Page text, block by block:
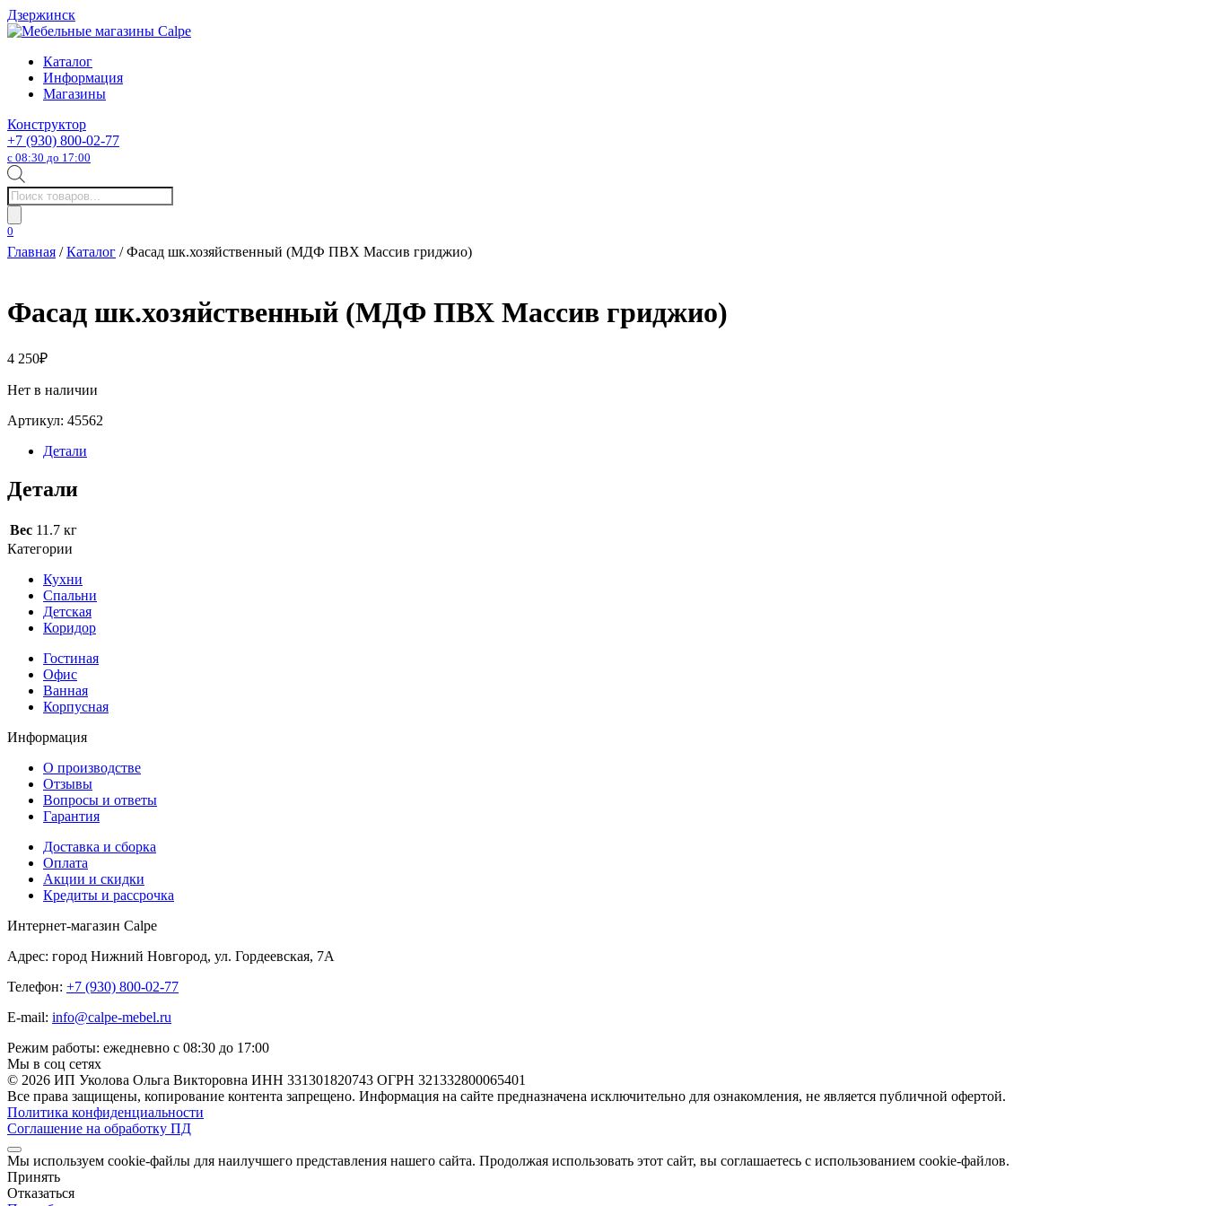
Дзержинск
Каталог
Информация
Магазины
Конструктор
+7 (930) 800-02-77
с 08:30 до 17:00
Поиск
товаров
0
Главная /Каталог / Фасад шк.хозяйственный (МДФ ПВХ Массив гриджио)
Фасад шк.хозяйственный (МДФ ПВХ Массив гриджио)
4 250₽
Нет в наличии
Артикул: 45562
Детали
Детали
Вес 11.7 кг
Категории
Кухни
Спальни
Детская
Коридор
Гостиная
Офис
Ванная
Корпусная
Информация
О производстве
Отзывы
Вопросы и ответы
Гарантия
Доставка и сборка
Оплата
Акции и скидки
Кредиты и рассрочка
Интернет-магазин Calpe
Адрес: город Нижний Новгород, ул. Гордеевская, 7А
Телефон: +7 (930) 800-02-77
E-mail: info@calpe-mebel.ru
Режим работы: ежедневно с 08:30 до 17:00
Мы в соц сетях
© 2026 ИП Уколова Ольга Викторовна ИНН 331301820743 ОГРН 321332800065401
Все права защищены, копирование контента запрещено. Информация на сайте предназначена исключительно для ознакомления, не является публичной офертой.
Политика конфиденциальности
Соглашение на обработку ПД
Мы используем cookie-файлы для наилучшего представления нашего сайта. Продолжая использовать этот сайт, вы соглашаетесь с использованием cookie-файлов.
Принять
Отказаться